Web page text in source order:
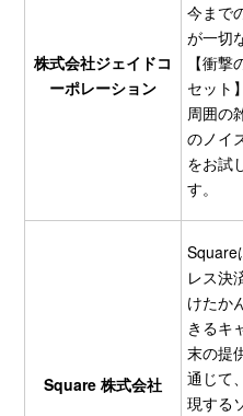
株式会社ジェイドコ
ーポレーション
今まで
が一切
【衝
セット】
周囲の
のノイ
をお試
す。
Square 株式会社
Square
レス決
けたか
きるキ
末の提
通じて
現する